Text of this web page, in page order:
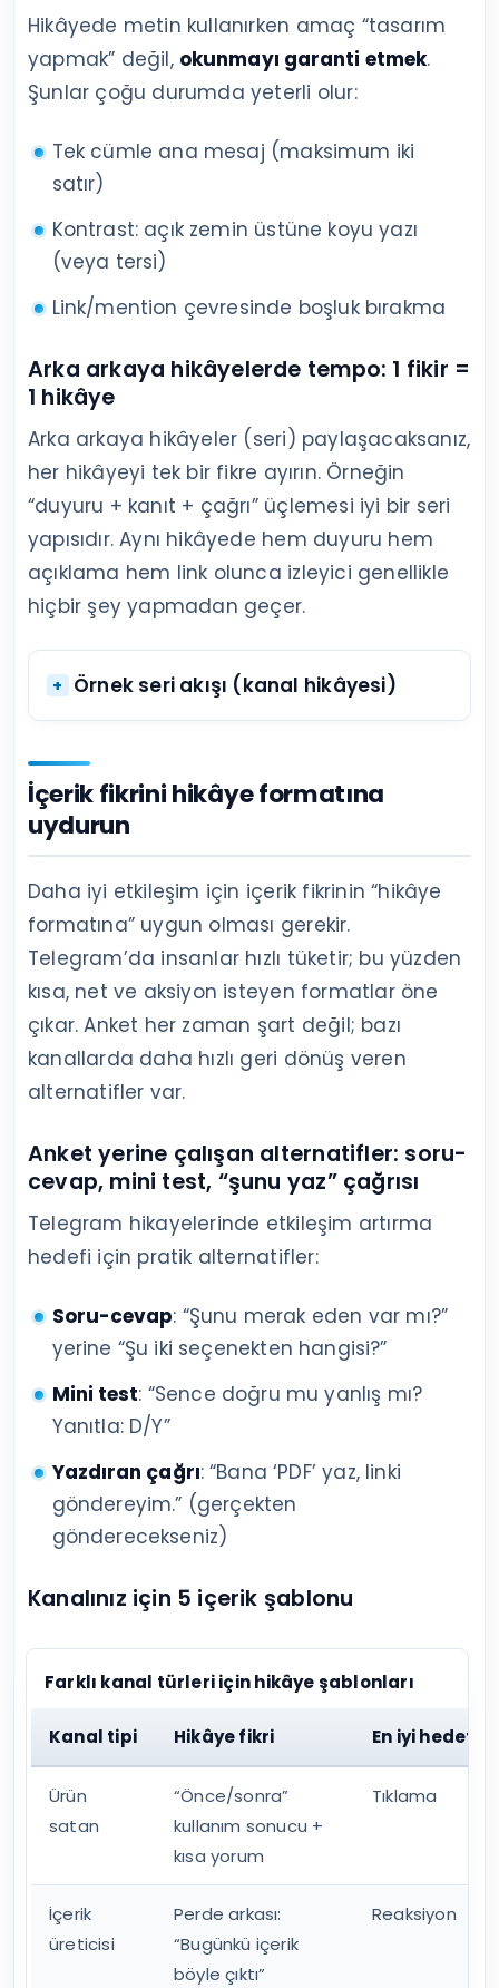
Hikâyede metin kullanırken amaç “tasarım
yapmak” değil, okunmayı garanti etmek.
Şunlar çoğu durumda yeterli olur:
Tek cümle ana mesaj (maksimum iki
satır)
Kontrast: açık zemin üstüne koyu yazı
(veya tersi)
Link/mention çevresinde boşluk bırakma
Arka arkaya hikâyelerde tempo: 1 fikir =
1 hikâye
Arka arkaya hikâyeler (seri) paylaşacaksanız,
her hikâyeyi tek bir fikre ayırın. Örneğin
“duyuru + kanıt + çağrı” üçlemesi iyi bir seri
yapısıdır. Aynı hikâyede hem duyuru hem
açıklama hem link olunca izleyici genellikle
hiçbir şey yapmadan geçer.
Örnek seri akışı (kanal hikâyesi)
İçerik fikrini hikâye formatına
uydurun
Daha iyi etkileşim için içerik fikrinin “hikâye
formatına” uygun olması gerekir.
Telegram’da insanlar hızlı tüketir; bu yüzden
kısa, net ve aksiyon isteyen formatlar öne
çıkar. Anket her zaman şart değil; bazı
kanallarda daha hızlı geri dönüş veren
alternatifler var.
Anket yerine çalışan alternatifler: soru-
cevap, mini test, “şunu yaz” çağrısı
Telegram hikayelerinde etkileşim artırma
hedefi için pratik alternatifler:
Soru-cevap: “Şunu merak eden var mı?”
yerine “Şu iki seçenekten hangisi?”
Mini test: “Sence doğru mu yanlış mı?
Yanıtla: D/Y”
Yazdıran çağrı: “Bana ‘PDF’ yaz, linki
göndereyim.” (gerçekten
gönderecekseniz)
Kanalınız için 5 içerik şablonu
Farklı kanal türleri için hikâye şablonları
Kanal tipi Hikâye fikri En iyi hedef
Ürün
satan
“Önce/sonra”
kullanım sonucu +
kısa yorum
Tıklama
İçerik
üreticisi
Perde arkası:
“Bugünkü içerik
böyle çıktı”
Reaksiyon